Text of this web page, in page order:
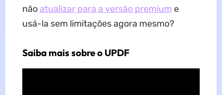
nãoatualizar para a versão premium e
usá-la sem limitações agora mesmo?
Saiba mais sobre o UPDF